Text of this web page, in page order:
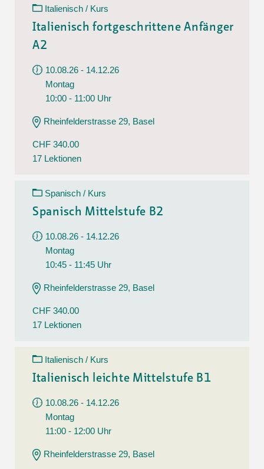
Italienisch / Kurs
Italienisch fortgeschrittene Anfänger
A2
10.08.26 - 14.12.26
Montag
10:00 - 11:00 Uhr
Rheinfelderstrasse 29, Basel
CHF 340.00
17 Lektionen
Spanisch / Kurs
Spanisch Mittelstufe B2
10.08.26 - 14.12.26
Montag
10:45 - 11:45 Uhr
Rheinfelderstrasse 29, Basel
CHF 340.00
17 Lektionen
Italienisch / Kurs
Italienisch leichte Mittelstufe B1
10.08.26 - 14.12.26
Montag
11:00 - 12:00 Uhr
Rheinfelderstrasse 29, Basel